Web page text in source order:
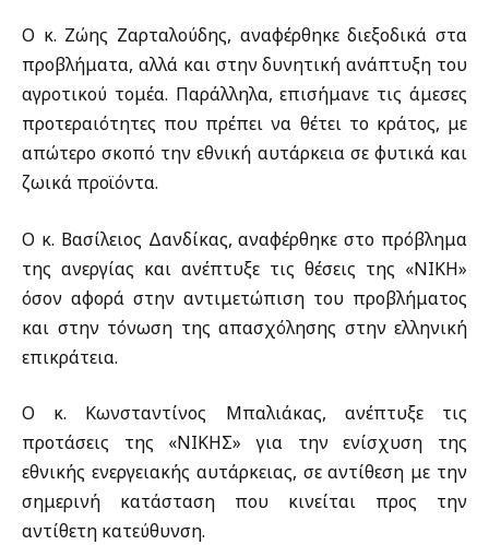
Ο κ. Ζώης Ζαρταλούδης, αναφέρθηκε διεξοδικά στα
προβλήματα, αλλά και στην δυνητική ανάπτυξη του
αγροτικού τομέα. Παράλληλα, επισήμανε τις άμεσες
προτεραιότητες που πρέπει να θέτει το κράτος, με
απώτερο σκοπό την εθνική αυτάρκεια σε φυτικά και
ζωικά προϊόντα.
Ο κ. Βασίλειος Δανδίκας, αναφέρθηκε στο πρόβλημα
της ανεργίας και ανέπτυξε τις θέσεις της «ΝΙΚΗ»
όσον αφορά στην αντιμετώπιση του προβλήματος
και στην τόνωση της απασχόλησης στην ελληνική
επικράτεια.
Ο κ. Κωνσταντίνος Μπαλιάκας, ανέπτυξε τις
προτάσεις της «ΝΙΚΗΣ» για την ενίσχυση της
εθνικής ενεργειακής αυτάρκειας, σε αντίθεση με την
σημερινή κατάσταση που κινείται προς την
αντίθετη κατεύθυνση.